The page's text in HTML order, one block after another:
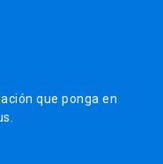
que ponga en